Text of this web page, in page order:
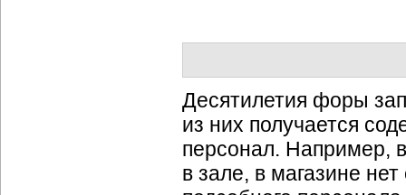
Десятилетия форы
из них получается
персонал. Например,
в зале, в магазине